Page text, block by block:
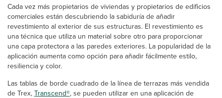
Cada vez más propietarios de viviendas y propietarios de edificios
comerciales están descubriendo la sabiduría de añadir
revestimiento al exterior de sus estructuras. El revestimiento es
una técnica que utiliza un material sobre otro para proporcionar
una capa protectora a las paredes exteriores. La popularidad de la
aplicación aumenta como opción para añadir fácilmente estilo,
resiliencia y color.
Las tablas de borde cuadrado de la línea de terrazas más vendida
de Trex, Transcend®, se pueden utilizar en una aplicación de